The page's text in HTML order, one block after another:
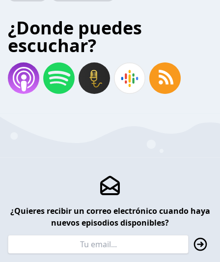
¿Donde puedes
escuchar?
¿Quieres recibir un correo electrónico cuando haya
nuevos episodios disponibles?